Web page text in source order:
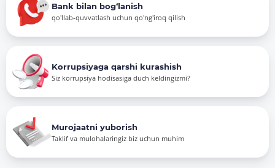
Bank bilan bog‘lanish
qo'llab-quvvatlash uchun qo'ng'iroq qilish
Korrupsiyaga qarshi kurashish
Siz korrupsiya hodisasiga duch keldingizmi?
Murojaatni yuborish
Taklif va mulohalaringiz biz uchun muhim